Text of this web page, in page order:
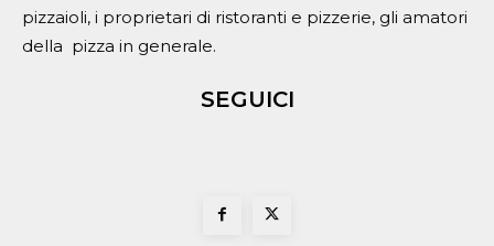
pizzaioli, i proprietari di ristoranti e pizzerie, gli amatori
della pizza in generale.
SEGUICI